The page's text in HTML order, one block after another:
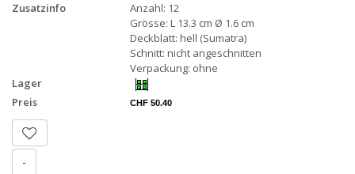
Zusatzinfo
Anzahl: 12
Grösse: L 13.3 cm Ø 1.6 cm
Deckblatt: hell (Sumatra)
Schnitt: nicht angeschnitten
Verpackung: ohne
Lager
Preis
CHF 50.40
-